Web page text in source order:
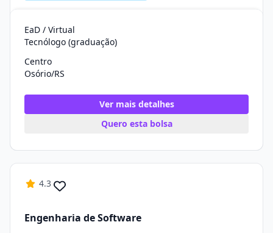
EaD / Virtual
Tecnólogo (graduação)
Centro
Osório/RS
Ver mais detalhes
Quero esta bolsa
4.3
Engenharia de Software